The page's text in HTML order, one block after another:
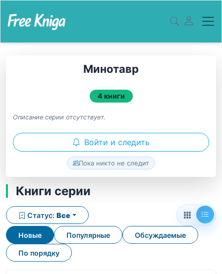
Минотавр
4 книги
Описание серии отсутствует.
Войти и следить
Пока никто не следит
Книги серии
Новые Популярные Обсуждаемые
По порядку
Статус: Все